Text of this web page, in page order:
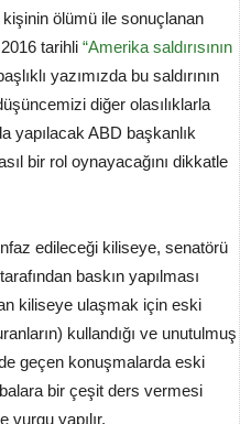
ölümü ile sonuçlanan
2016 tarihli “Amerika saldırısının
yazımızda bu saldırının
diğer olasılıklarla
yapılacak ABD başkanlık
bir rol oynayacağını dikkatle
edileceği kiliseye, senatörü
baskın yapılması
kiliseye ulaşmak için eski
kullandığı ve unutulmuş
geçen konuşmalarda eski
bir çeşit ders vermesi
vurgu yapılır.